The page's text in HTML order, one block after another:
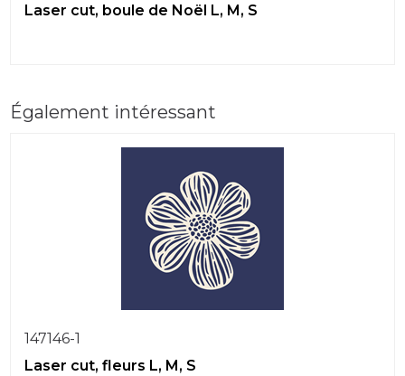
Laser cut, boule de Noël L, M, S
Également intéressant
147146-1
Laser cut, fleurs L, M, S